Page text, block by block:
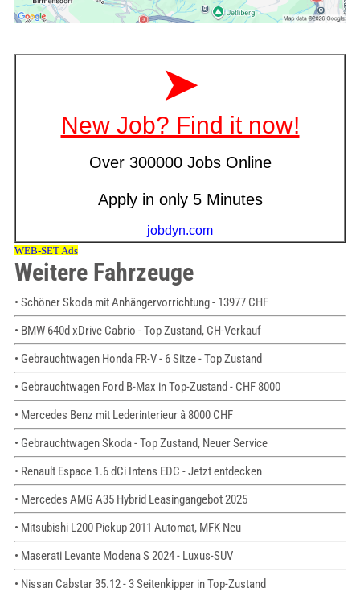
Weitere Fahrzeuge
• Schöner Skoda mit Anhängervorrichtung - 13977 CHF
• BMW 640d xDrive Cabrio - Top Zustand, CH-Verkauf
• Gebrauchtwagen Honda FR-V - 6 Sitze - Top Zustand
• Gebrauchtwagen Ford B-Max in Top-Zustand - CHF 8000
• Mercedes Benz mit Lederinterieur â 8000 CHF
• Gebrauchtwagen Skoda - Top Zustand, Neuer Service
• Renault Espace 1.6 dCi Intens EDC - Jetzt entdecken
• Mercedes AMG A35 Hybrid Leasingangebot 2025
• Mitsubishi L200 Pickup 2011 Automat, MFK Neu
• Maserati Levante Modena S 2024 - Luxus-SUV
• Nissan Cabstar 35.12 - 3 Seitenkipper in Top-Zustand